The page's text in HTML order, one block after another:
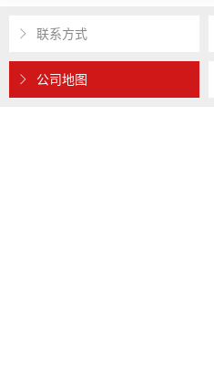
联系方式
公司地图